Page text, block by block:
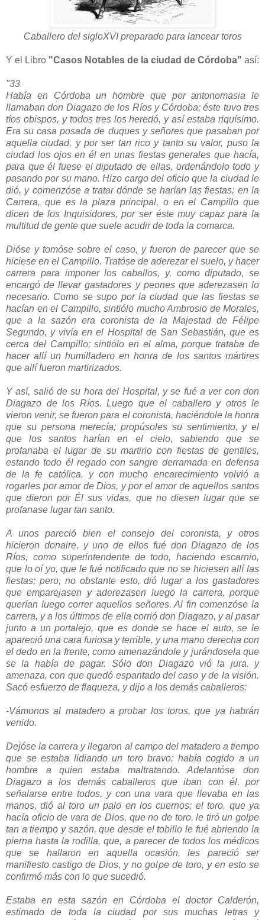
Caballero del sigloXVI preparado para lancear toros
Y el Libro "Casos Notables de la ciudad de Córdoba" así:
"33
Había en Córdoba un hombre que por antonomasia le
llamaban don Diagazo de los Ríos y Córdoba; éste tuvo tres
tíos obispos, y todos tres los heredó, y así estaba riquísimo.
Era su casa posada de duques y señores que pasaban por
aquella ciudad, y por ser tan rico y tanto su valor, puso la
ciudad los ojos en él en unas fiestas generales que hacía,
para que él fuese el diputado de ellas, ordenándolo todo y
pasando por su mano. Hizo cargo del oficio que la ciudad le
dió, y comenzóse a tratar dónde se harían las fiestas; en la
Carrera, que es la plaza principal, o en el Campillo que
dicen de los Inquisidores, por ser éste muy capaz para la
multitud de gente que suele acudir de toda la comarca.
Dióse y tomóse sobre el caso, y fueron de parecer que se
hiciese en el Campillo. Tratóse de aderezar el suelo, y hacer
carrera para imponer los caballos, y, como diputado, se
encargó de llevar gastadores y peones que aderezasen lo
necesario. Como se supo por la ciudad que las fiestas se
hacían en el Campillo, sintiólo mucho Ambrosio de Morales,
que a la sazón era coronista de la Majestad de Félipe
Segundo, y vivía en el Hospital de San Sebastián, que es
cerca del Campillo; sintiólo en el alma, porque trataba de
hacer allí un humilladero en honra de los santos mártires
que allí fueron martirizados.
Y así, salió de su hora del Hospital, y se fué a ver con don
Diagazo de los Ríos. Luego que el caballero y otros le
vieron venir, se fueron para el coronista, haciéndole la honra
que su persona merecía; propúsoles su sentimiento, y el
que los santos harían en el cielo, sabiendo que se
profanaba el lugar de su martirio con fiestas de gentiles,
estando todo él regado con sangre derramada en defensa
de la fe católica, y con mucho encarecimiento volvió a
rogarles por amor de Dios, y por el amor de aquellos santos
que dieron por Él sus vidas, que no diesen lugar que se
profanase lugar tan santo.
A unos pareció bien el consejo del coronista, y otros
hicieron donaire, y uno de ellos fué don Diagazo de los
Ríos, como superintendente de todo, haciendo escarnio,
que lo oí yo, que le fué notificado que no se hiciesen allí las
fiestas; pero, no obstante esto, dió lugar a los gastadores
que emparejasen y aderezasen luego la carrera, porque
querían luego correr aquellos señores. Al fin comenzóse la
carrera, y a los últimos de ella corrió don Diagazo, y al pasar
junto a un portalejo, que es donde se hace el auto, se le
apareció una cara furiosa y terrible, y una mano derecha con
el dedo en la frente, como amenazándole y jurándosela que
se la había de pagar. Sólo don Diagazo vió la jura. y
amenaza, con que quedó espantado del caso y de la visión.
Sacó esfuerzo de flaqueza, y dijo a los demás caballeros:
-Vámonos al matadero a probar los toros, que ya habrán
venido.
Dejóse la carrera y llegaron al campo del matadero a tiempo
que se estaba lidiando un toro bravo; había cogido a un
hombre a quien estaba maltratando. Adelantóse don
Diagazo a los demás caballeros que iban con él, por
señalarse entre todos, y con una vara que llevaba en las
manos, dió al toro un palo en los cuernos; el toro, que ya
hacía oficio de vara de Dios, que no de toro, le tiró un golpe
tan a tiempo y sazón, que desde el tobillo le fué abriendo la
pierna hasta la rodilla, que, a parecer de todos los médicos
que se hallaron en aquella ocasión, les pareció ser
manifiesto castigo de Dios, y no golpe de toro, y en esto se
confirmó más con lo que sucedió.
Estaba en esta sazón en Córdoba el doctor Calderón,
estimado de toda la ciudad por sus muchas letras y